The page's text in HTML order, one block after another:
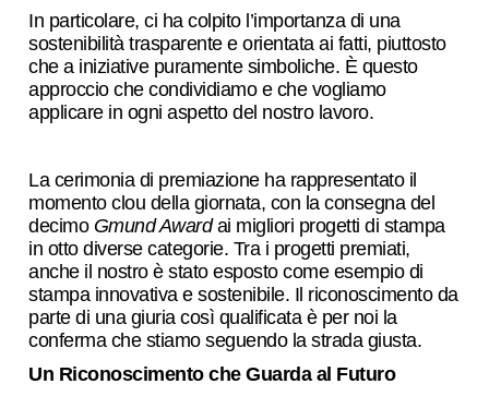
In particolare, ci ha colpito l’importanza di una
sostenibilità trasparente e orientata ai fatti, piuttosto
che a iniziative puramente simboliche. È questo
approccio che condividiamo e che vogliamo
applicare in ogni aspetto del nostro lavoro.
La cerimonia di premiazione ha rappresentato il
momento clou della giornata, con la consegna del
decimo Gmund Awardai migliori progetti di stampa
in otto diverse categorie. Tra i progetti premiati,
anche il nostro è stato esposto come esempio di
stampa innovativa e sostenibile. Il riconoscimento da
parte di una giuria così qualificata è per noi la
conferma che stiamo seguendo la strada giusta.
Un Riconoscimento che Guarda al Futuro